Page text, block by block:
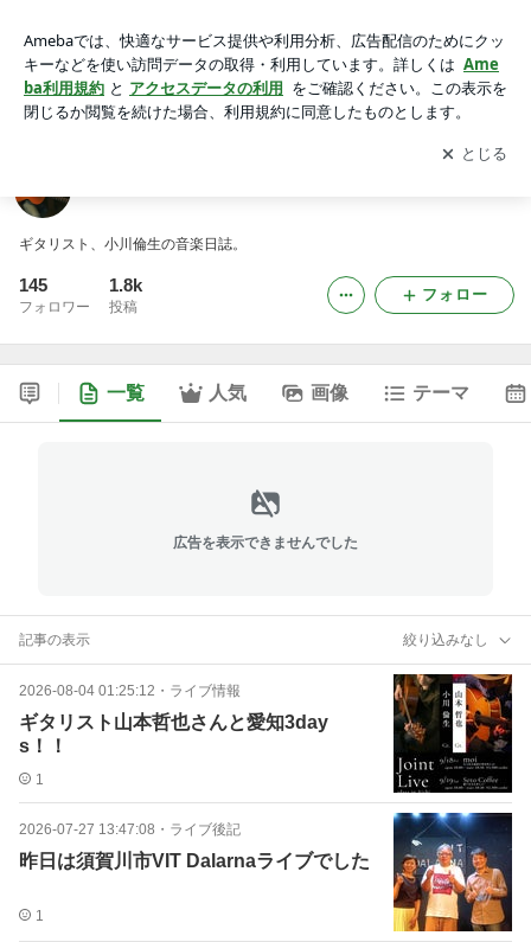
アプリをダウンロードして ブログの更新通知
を受け取りまし
ょう。
開く
ギタリスト、小川倫生の音楽日誌。
145
フォロワー
1.8k
投稿
フォロー
一覧 人気 画像 テーマ
広告を表示できませんでした
記事の表示 絞り込みなし
2026-08-04 01:25:12 ・ ライブ情報
ギタリスト山本哲也さんと愛知3day
s！！
1
2026-07-27 13:47:08 ・ ライブ後記
昨日は須賀川市VIT Dalarnaライブでした
1